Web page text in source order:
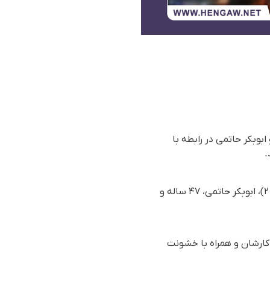
حاتمی در رابطه با
بر اساس گزارش رسیده به سازمان حقوق بشری هه‌نگاو، روز یکشنبه ٢٦ اسفندماه ١٤٠٣ (١٦ مارس ٢٠٢٥)، ابوبکر حاتمی، ۴۷ ساله و
و همراه با خشونت